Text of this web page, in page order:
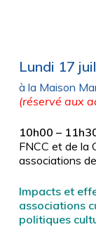
Lundi 17
à la Maison
(réservé aux
10h00 –
FNCC et de la
associations
Impacts et
associations
politiques